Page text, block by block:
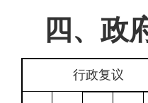
四、政
行政复议